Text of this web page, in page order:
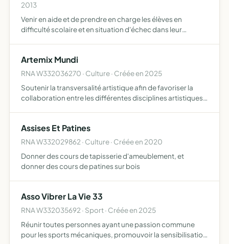
2013
Venir en aide et de prendre en charge les élèves en
difficulté scolaire et en situation d'échec dans leur
Artemix Mundi
RNA W332036270 · Culture · Créée en 2025
Soutenir la transversalité artistique afin de favoriser la
collaboration entre les différentes disciplines artistiques
Assises Et Patines
RNA W332029862 · Culture · Créée en 2020
Donner des cours de tapisserie d'ameublement, et
donner des cours de patines sur bois
Asso Vibrer La Vie 33
RNA W332035692 · Sport · Créée en 2025
Réunir toutes personnes ayant une passion commune
pour les sports mécaniques, promouvoir la sensibilisation